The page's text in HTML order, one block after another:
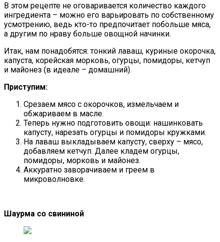
В этом рецепте не оговаривается количество каждого
ингредиента – можно его варьировать по собственному
усмотрению, ведь кто-то предпочитает побольше мяса,
а другим по нраву больше овощной начинки.
Итак, нам понадобятся: тонкий лаваш, куриные окорочка,
капуста, корейская морковь, огурцы, помидоры, кетчуп
и майонез (в идеале – домашний).
Приступим:
Срезаем мясо с окорочков, измельчаем и
обжариваем в масле.
Теперь нужно подготовить овощи: нашинковать
капусту, нарезать огурцы и помидоры кружками.
На лаваш выкладываем капусту, сверху – мясо,
добавляем кетчуп. Далее кладем огурцы,
помидоры, морковь и майонез.
Аккуратно заворачиваем и греем в
микроволновке.
Шаурма со свининой